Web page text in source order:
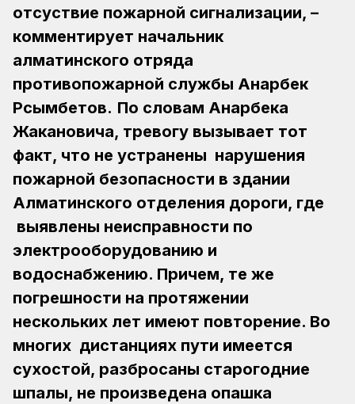
отсуствие пожарной сигнализации, –
комментирует начальник
алматинского отряда
противопожарной службы Анарбек
Рсымбетов. По словам Анарбека
Жакановича, тревогу вызывает тот
факт, что не устранены нарушения
пожарной безопасности в здании
Алматинского отделения дороги, где
выявлены неисправности по
электрооборудованию и
водоснабжению. Причем, те же
погрешности на протяжении
нескольких лет имеют повторение. Во
многих дистанциях пути имеется
сухостой, разбросаны старогодние
шпалы, не произведена опашка